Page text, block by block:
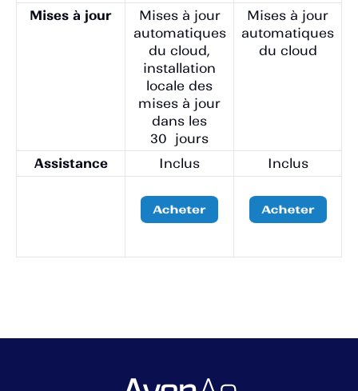
Mises à jour
Mises à jour
automatiques
du cloud,
installation
locale des
mises à jour
dans les
30 jours
Mises à jour
automatiques
du cloud
Assistance Inclus Inclus